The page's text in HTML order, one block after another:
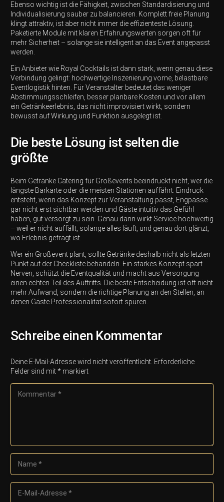
Ebenso wichtig ist die Fähigkeit, zwischen Standardisierung und
Individualisierung sauber zu balancieren. Komplett freie Planung
klingt attraktiv, ist aber nicht immer die effizienteste Lösung.
Paketierte Module mit klaren Erfahrungswerten sorgen oft für
mehr Sicherheit – solange sie intelligent an das Event angepasst
werden.
Ein Anbieter wie Royal Cocktails ist dann stark, wenn genau diese
Verbindung gelingt: hochwertige Inszenierung vorne, belastbare
Eventlogistik hinten. Für Veranstalter bedeutet das weniger
Abstimmungsschleifen, besser planbare Kosten und vor allem
ein Getränkeerlebnis, das nicht improvisiert wirkt, sondern
bewusst auf Wirkung und Funktion ausgelegt ist.
Die beste Lösung ist selten die
größte
Beim Getränke Catering für Großevents beeindruckt nicht, wer die
längste Barkarte oder die meisten Stationen auffährt. Eindruck
entsteht, wenn das Konzept zur Veranstaltung passt, Engpässe
gar nicht erst sichtbar werden und Gäste intuitiv das Gefühl
haben, gut versorgt zu sein. Genau dann wirkt Service hochwertig
– weil er nicht auffällt, solange alles läuft, und genau dort glänzt,
wo Erlebnis gefragt ist.
Wer ein Großevent plant, sollte Getränke deshalb nicht als letzten
Punkt auf der Checkliste behandeln. Ein starkes Konzept spart
Nerven, schützt die Eventqualität und macht aus Versorgung
einen echten Teil des Auftritts. Die beste Entscheidung ist oft nicht
mehr Aufwand, sondern die richtige Planung an den Stellen, an
denen Gäste Professionalität sofort spüren.
Schreibe einen Kommentar
Deine E-Mail-Adresse wird nicht veröffentlicht. Erforderliche
Felder sind mit* markiert